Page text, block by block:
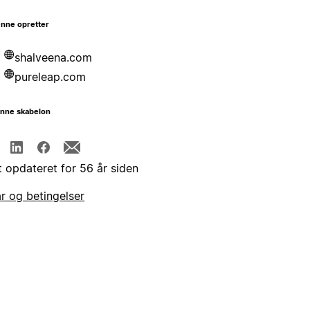
opretter
shalveena.com
pureleap.com
skabelon
opdateret for 56 år siden
og betingelser